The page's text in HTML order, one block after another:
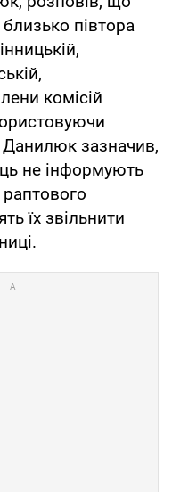
півтора
комісій
Данилюк зазначив,
не інформують
їх звільнити